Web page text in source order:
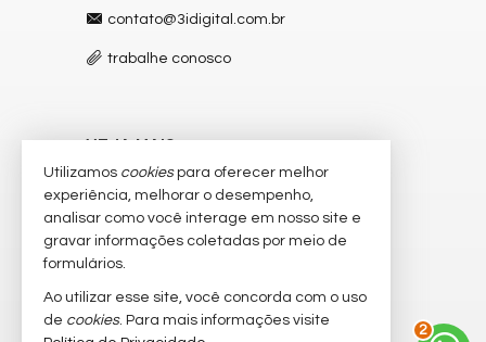
contato@3idigital.com.br
trabalhe conosco
VEJA MAIS
receba nosso newsletter
cadastre seu imóvel
imóveis favoritos
mapa de imóveis
2
Utilizamos cookiespara oferecer melhor
experiência, melhorar o desempenho,
analisar como você interage em nosso site e
gravar informações coletadas por meio de
formulários.
Ao utilizar esse site, você concorda com o uso
de cookies. Para mais informações visite